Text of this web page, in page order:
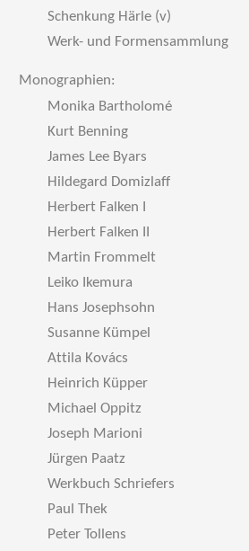
Schenkung Härle (v)
Werk- und Formensammlung
Monographien:
Monika Bartholomé
Kurt Benning
James Lee Byars
Hildegard Domizlaff
Herbert Falken I
Herbert Falken II
Martin Frommelt
Leiko Ikemura
Hans Josephsohn
Susanne Kümpel
Attila Kovács
Heinrich Küpper
Michael Oppitz
Joseph Marioni
Jürgen Paatz
Werkbuch Schriefers
Paul Thek
Peter Tollens